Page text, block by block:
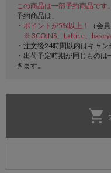
この商品は一部予約商品です。
予約商品は、
・ ポイントが5%以上！ （会
※ 3COINS、Lattice、
・注文後24時間以内はキャン
・出荷予定時期が同じもの
きます。